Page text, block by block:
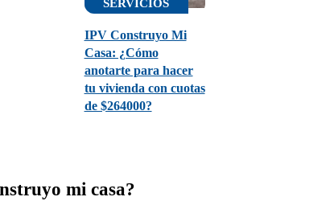
SERVICIOS
IPV Construyo Mi
Casa: ¿Cómo
anotarte para hacer
tu vivienda con cuotas
de $264000?
mi casa?